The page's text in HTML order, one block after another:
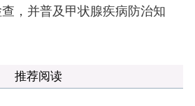
，并普及甲状腺疾病防治知
推荐阅读